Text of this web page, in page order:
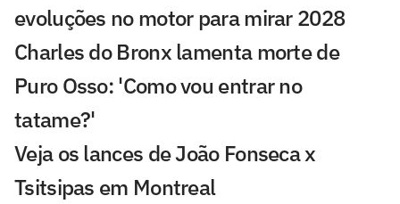
evoluções no motor para mirar 2028
Charles do Bronx lamenta morte de
Puro Osso: 'Como vou entrar no
tatame?'
Veja os lances de João Fonseca x
Tsitsipas em Montreal